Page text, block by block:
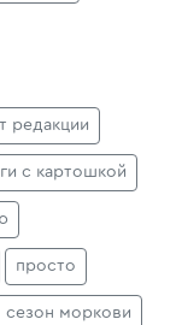
редакции
с картошкой
просто
сезон моркови